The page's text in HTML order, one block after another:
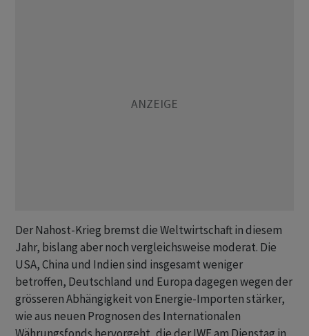
Der Nahost-Krieg bremst die Weltwirtschaft in diesem
Jahr, bislang aber noch vergleichsweise moderat. Die
USA, China und Indien sind insgesamt weniger
betroffen, Deutschland und Europa dagegen wegen der
grösseren Abhängigkeit von Energie-Importen stärker,
wie aus neuen Prognosen des Internationalen